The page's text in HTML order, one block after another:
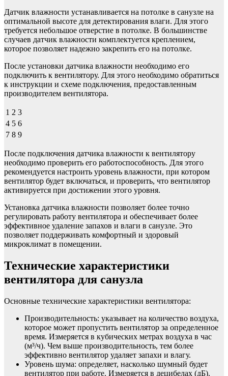
Датчик влажности устанавливается на потолке в санузле на
оптимальной высоте для детектирования влаги. Для этого
требуется небольшое отверстие в потолке. В большинстве
случаев датчик влажности комплектуется креплением,
которое позволяет надежно закрепить его на потолке.
После установки датчика влажности необходимо его
подключить к вентилятору. Для этого необходимо обратиться
к инструкции и схеме подключения, предоставленным
производителем вентилятора.
1 2 3
4 5 6
7 8 9
После подключения датчика влажности к вентилятору
необходимо проверить его работоспособность. Для этого
рекомендуется настроить уровень влажности, при котором
вентилятор будет включаться, и проверить, что вентилятор
активируется при достижении этого уровня.
Установка датчика влажности позволяет более точно
регулировать работу вентилятора и обеспечивает более
эффективное удаление запахов и влаги в санузле. Это
позволяет поддерживать комфортный и здоровый
микроклимат в помещении.
Технические характеристики
вентилятора для санузла
Основные технические характеристики вентилятора:
Производительность: указывает на количество воздуха,
которое может пропустить вентилятор за определенное
время. Измеряется в кубических метрах воздуха в час
(м³/ч). Чем выше производительность, тем более
эффективно вентилятор удаляет запахи и влагу.
Уровень шума: определяет, насколько шумный будет
вентилятор при работе. Измеряется в децибелах (дБ).